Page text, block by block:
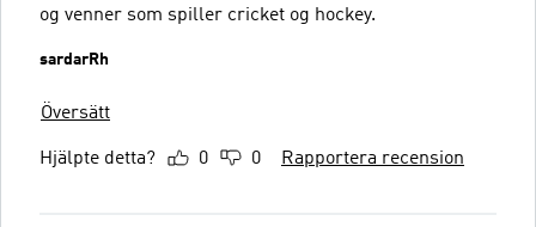
og venner som spiller cricket og hockey.
sardarRh
Översätt
Hjälpte detta? 0 0 Rapportera recension